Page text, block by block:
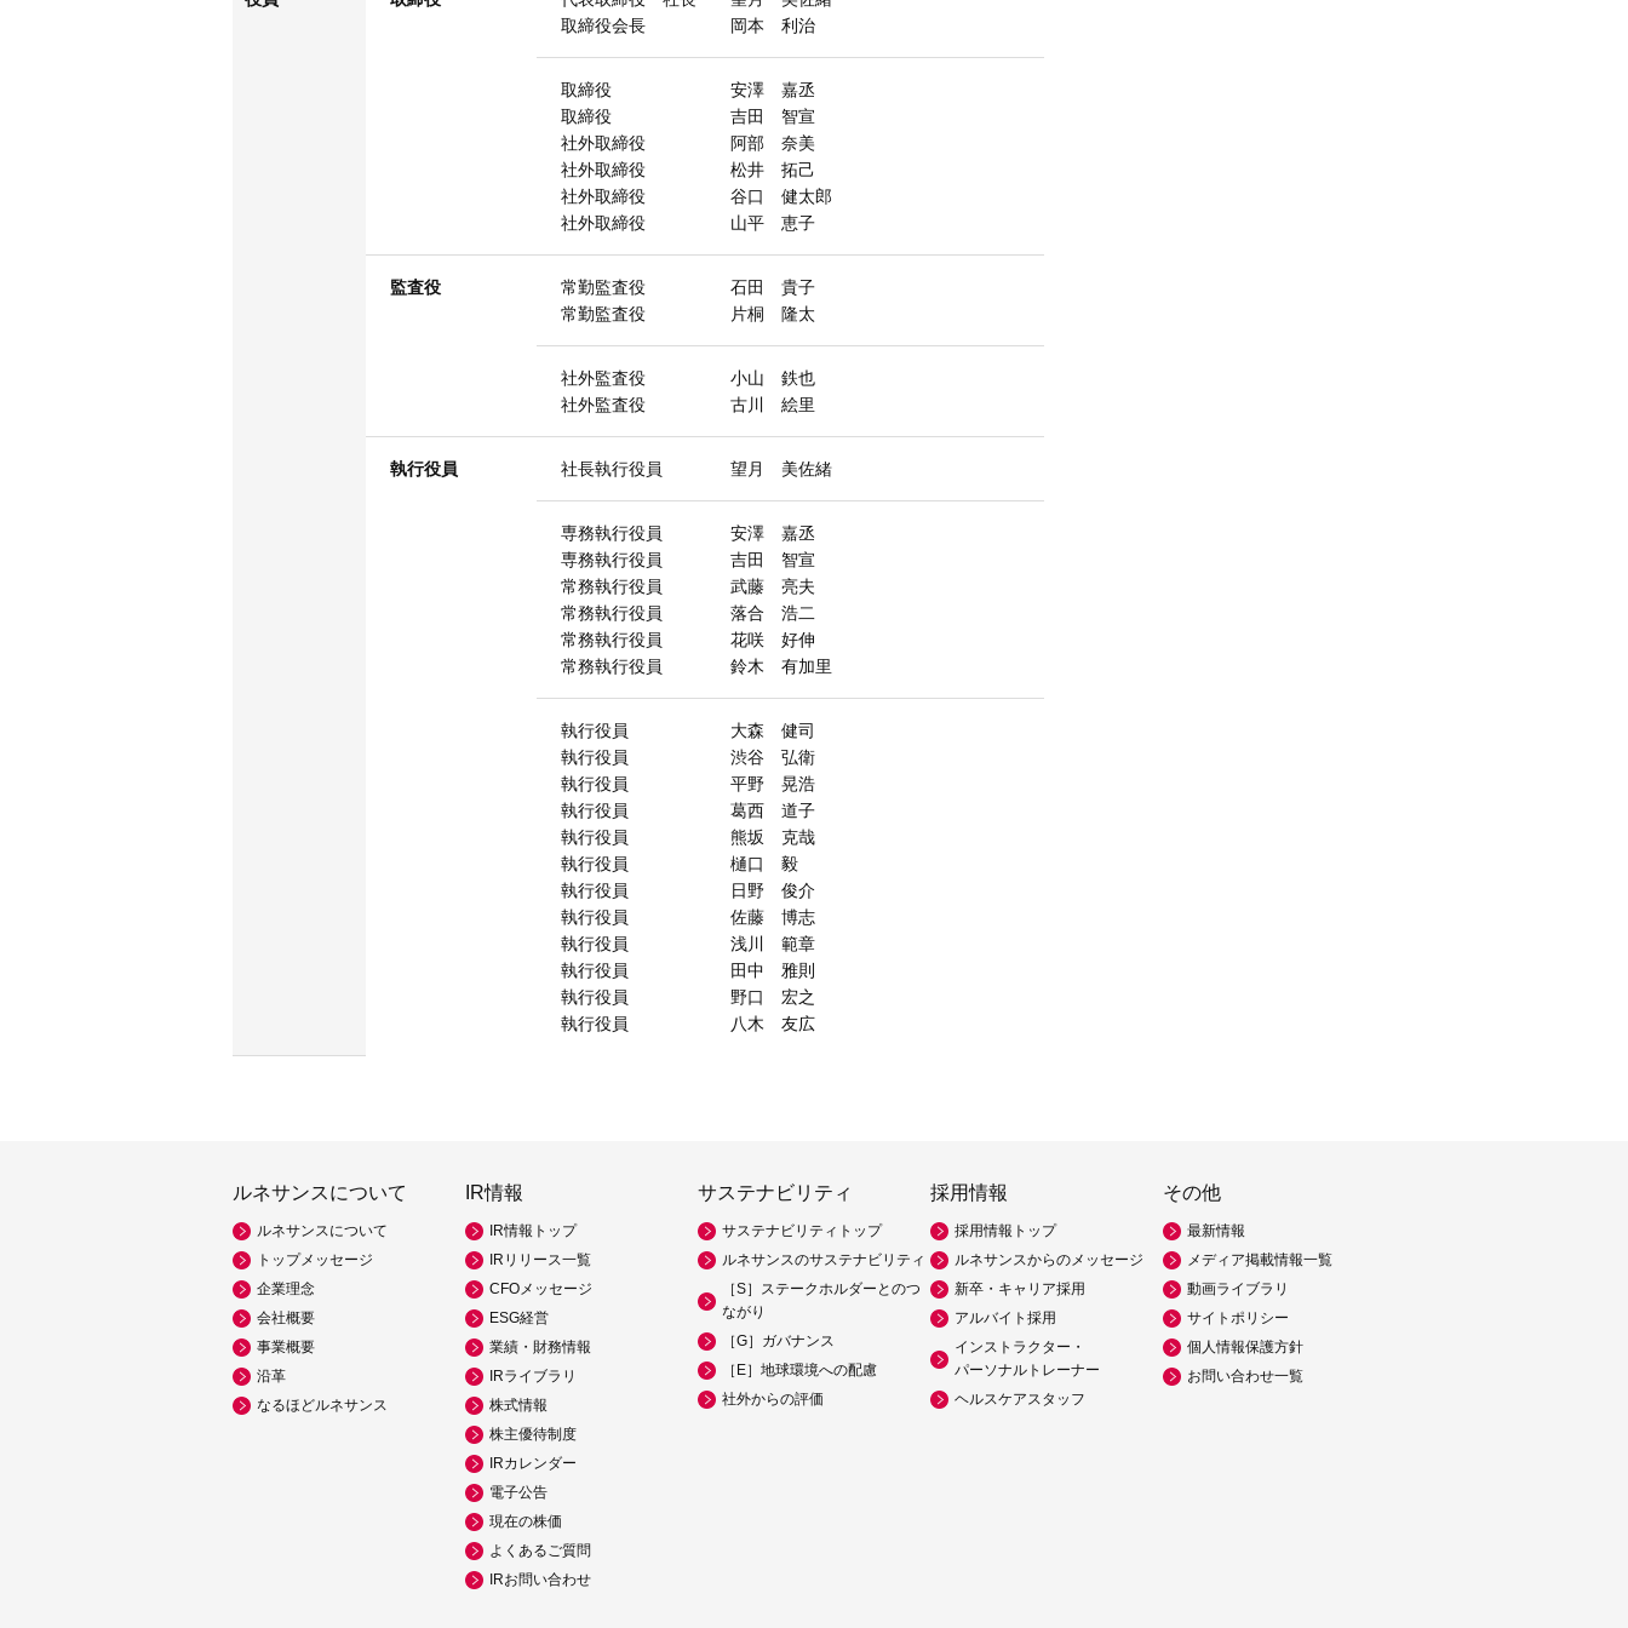
取締役会長
岡本 利治
取締役
安澤 嘉丞
取締役
吉田 智宣
社外取締役
阿部 奈美
社外取締役
松井 拓己
社外取締役
谷口 健太郎
社外取締役
山平 恵子
監査役 常勤監査役
石田 貴子
常勤監査役
片桐 隆太
社外監査役
小山 鉄也
社外監査役
古川 絵里
執行役員 社長執行役員 望月 美佐緒
専務執行役員
安澤 嘉丞
専務執行役員
吉田 智宣
常務執行役員
武藤 亮夫
常務執行役員
落合 浩二
常務執行役員
花咲 好伸
常務執行役員
鈴木 有加里
執行役員
大森 健司
執行役員
渋谷 弘衛
執行役員
平野 晃浩
執行役員
葛西 道子
執行役員
熊坂 克哉
執行役員
樋口 毅
執行役員
日野 俊介
執行役員
佐藤 博志
執行役員
浅川 範章
執行役員
田中 雅則
執行役員
野口 宏之
執行役員
八木 友広
ルネサンスについて
ルネサンスについて
トップメッセージ
企業理念
会社概要
事業概要
沿革
なるほどルネサンス
IR情報
IR情報トップ
IRリリース一覧
CFOメッセージ
ESG経営
業績・財務情報
IRライブラリ
株式情報
株主優待制度
IRカレンダー
電子公告
現在の株価
よくあるご質問
IRお問い合わせ
サステナビリティ
サステナビリティトップ
ルネサンスのサステナビリティ
［S］ステークホルダーとのつ
ながり
［G］ガバナンス
［E］地球環境への配慮
社外からの評価
採用情報
採用情報トップ
ルネサンスからのメッセージ
新卒・キャリア採用
アルバイト採用
インストラクター・
パーソナルトレーナー
ヘルスケアスタッフ
その他
最新情報
メディア掲載情報一覧
動画ライブラリ
サイトポリシー
個人情報保護方針
お問い合わせ一覧